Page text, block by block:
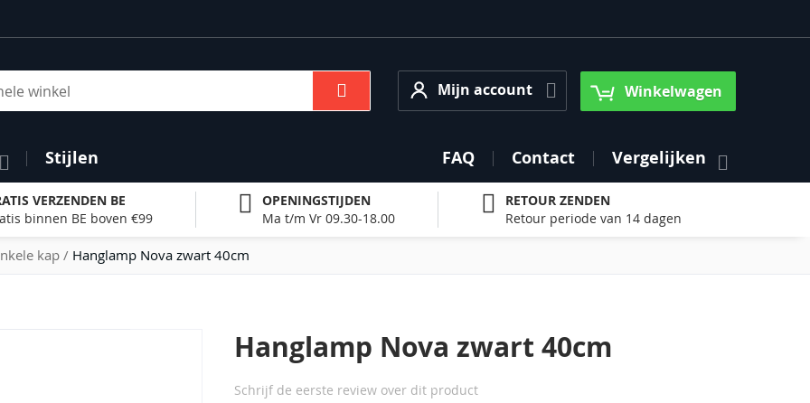
Mijn account
Mijn account Winkelwagen
Stijlen FAQ Contact Vergelijken
VERZENDEN BE
binnen BE boven €99
OPENINGSTIJDEN
Ma t/m Vr 09.30-18.00
RETOUR ZENDEN
Retour periode van 14 dagen
kap Hanglamp Nova zwart 40cm
Hanglamp Nova zwart 40cm
Schrijf de eerste review over dit product